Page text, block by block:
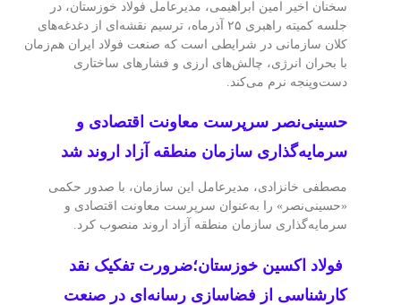
سخنان اخیر امین ابراهیمی، مدیرعامل فولاد خوزستان، در
جلسه کمیته راهبری ۲۵ آذرماه، ترسیم نقشه‌ای از دغدغه‌های
کلان سازمانی در شرایطی است که صنعت فولاد ایران هم‌زمان
با بحران انرژی، چالش‌های ارزی و فشارهای ساختاری
دست‌وپنجه نرم می‌کند.
حسینی‌نصر سرپرست معاونت اقتصادی و
سرمایه‌گذاری سازمان منطقه آزاد اروند شد
مصطفی خانزادی، مدیرعامل این سازمان، با صدور حکمی
«حسینی‌نصر» را به‌عنوان سرپرست معاونت اقتصادی و
سرمایه‌گذاری سازمان منطقه آزاد اروند منصوب کرد.
فولاد اکسین خوزستان؛ضرورت تفکیک نقد
کارشناسی از فضاسازی رسانه‌ای در صنعت